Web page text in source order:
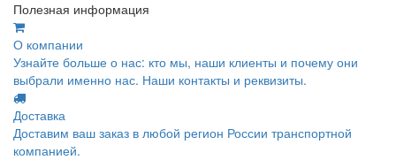
Полезная информация
О компании
Узнайте больше о нас: кто мы, наши клиенты и почему они
выбрали именно нас. Наши контакты и реквизиты.
Доставка
Доставим ваш заказ в любой регион России транспортной
компанией.